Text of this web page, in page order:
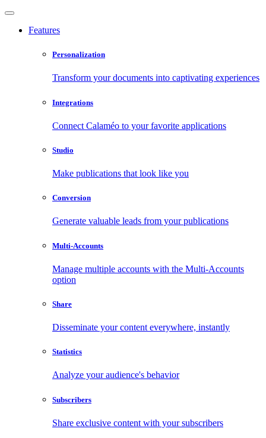
Features
Personalization
Transform your documents into captivating experiences
Integrations
Connect Calaméo to your favorite applications
Studio
Make publications that look like you
Conversion
Generate valuable leads from your publications
Multi-Accounts
Manage multiple accounts with the Multi-Accounts
option
Share
Disseminate your content everywhere, instantly
Statistics
Analyze your audience's behavior
Subscribers
Share exclusive content with your subscribers